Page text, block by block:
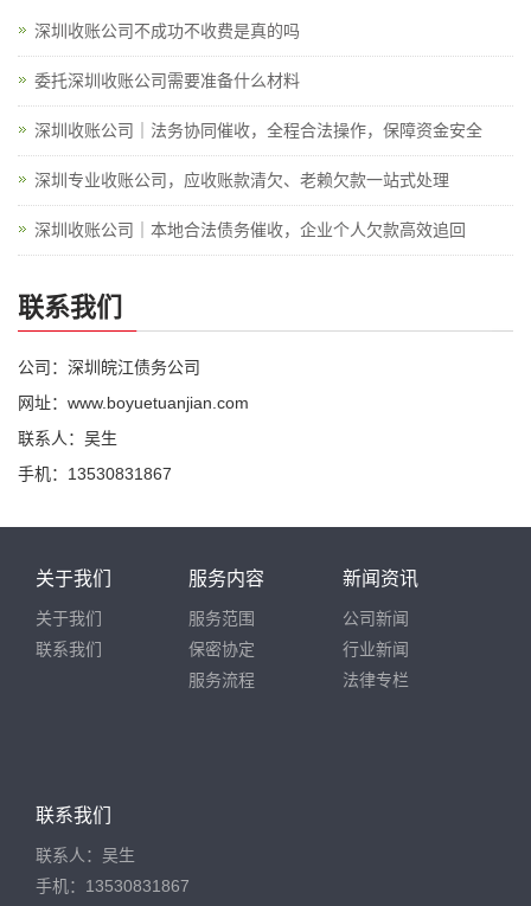
深圳收账公司不成功不收费是真的吗
委托深圳收账公司需要准备什么材料
深圳收账公司｜法务协同催收，全程合法操作，保障资金安全
深圳专业收账公司，应收账款清欠、老赖欠款一站式处理
深圳收账公司｜本地合法债务催收，企业个人欠款高效追回
联系我们
公司：深圳皖江债务公司
网址：www.boyuetuanjian.com
联系人：吴生
手机：13530831867
关于我们
关于我们
联系我们
服务内容
服务范围
保密协定
服务流程
新闻资讯
公司新闻
行业新闻
法律专栏
联系我们
联系人：吴生
手机：13530831867